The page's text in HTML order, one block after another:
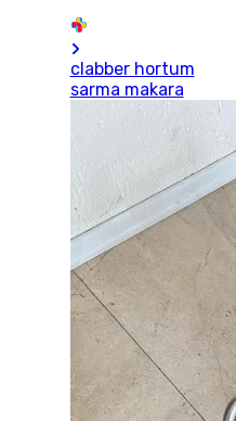
clabber hortum
sarma makara